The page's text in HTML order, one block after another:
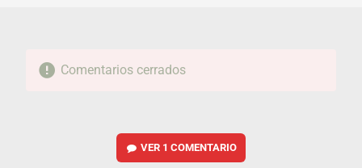
Comentarios cerrados
VER 1 COMENTARIO